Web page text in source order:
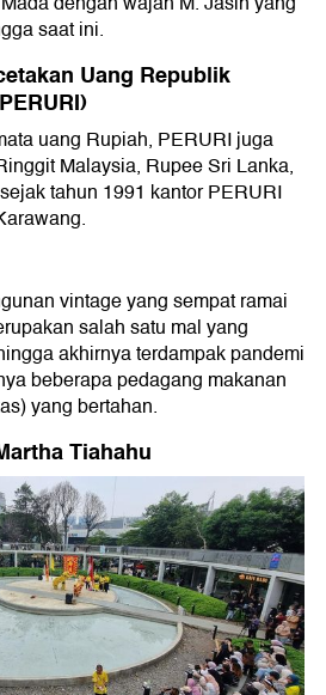
saat ini.
Uang Republik
uang Rupiah, PERURI juga
Malaysia, Rupee Sri Lanka,
tahun 1991 kantor PERURI
vintage yang sempat ramai
salah satu mal yang
akhirnya terdampak pandemi
beberapa pedagang makanan
yang bertahan.
Tiahahu